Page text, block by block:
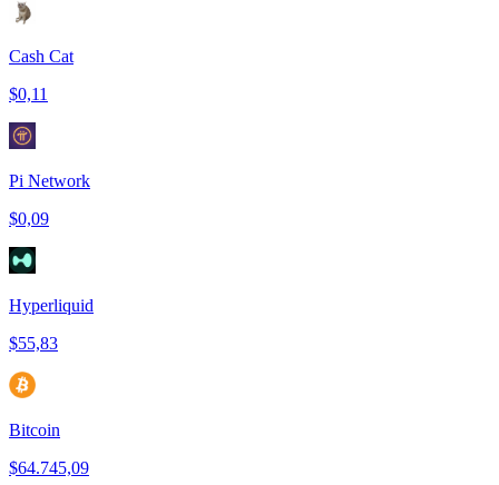
Cash Cat
$0,11
Pi Network
$0,09
Hyperliquid
$55,83
Bitcoin
$64.745,09